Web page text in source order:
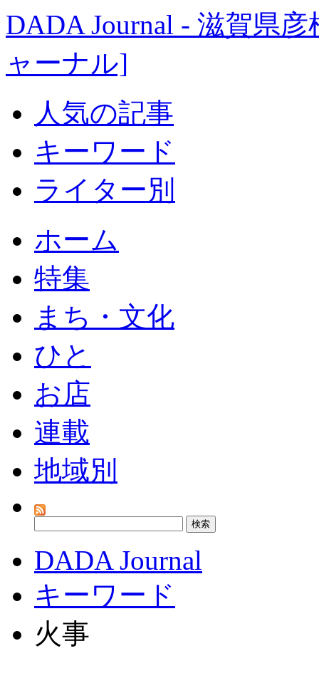
DADA Journal - 滋賀県
ャーナル]
人気の記事
キーワード
ライター別
ホーム
特集
まち・文化
ひと
お店
連載
地域別
DADA Journal
キーワード
火事